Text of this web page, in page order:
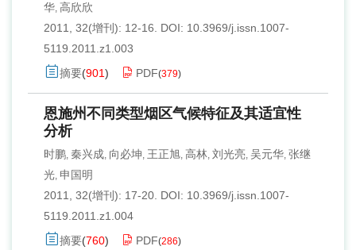
华, 高欣欣
2011, 32(增刊): 12-16.
DOI: 10.3969/j.issn.1007-
5119.2011.z1.003
摘要(901) PDF(379)
恩施州不同类型烟区气候特征及其适宜性
分析
时鹏, 秦兴成, 向必坤, 王正旭, 高林, 刘光亮, 吴元华, 张继
光, 申国明
2011, 32(增刊): 17-20. DOI: 10.3969/j.issn.1007-
5119.2011.z1.004
摘要(760) PDF(286)